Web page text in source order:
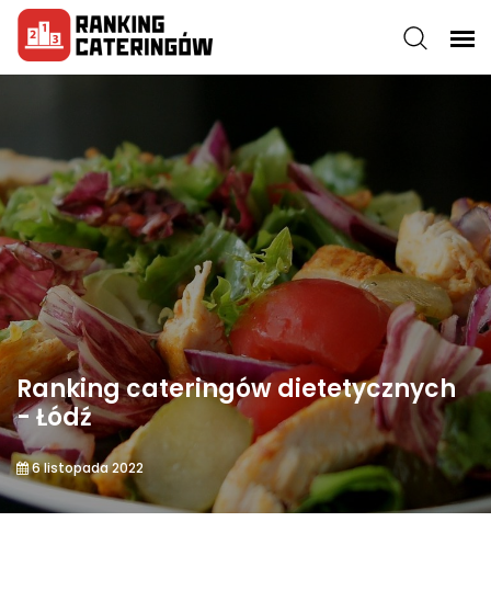
Ranking cateringów dietetycznych
- Łódź
6 listopada 2022